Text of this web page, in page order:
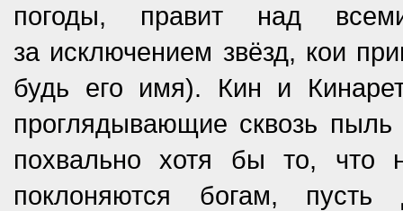
погоды, правит над
за исключением звёзд, кои
будь его имя). Кин и
проглядывающие сквозь
похвально хотя бы то, что
поклоняются богам,